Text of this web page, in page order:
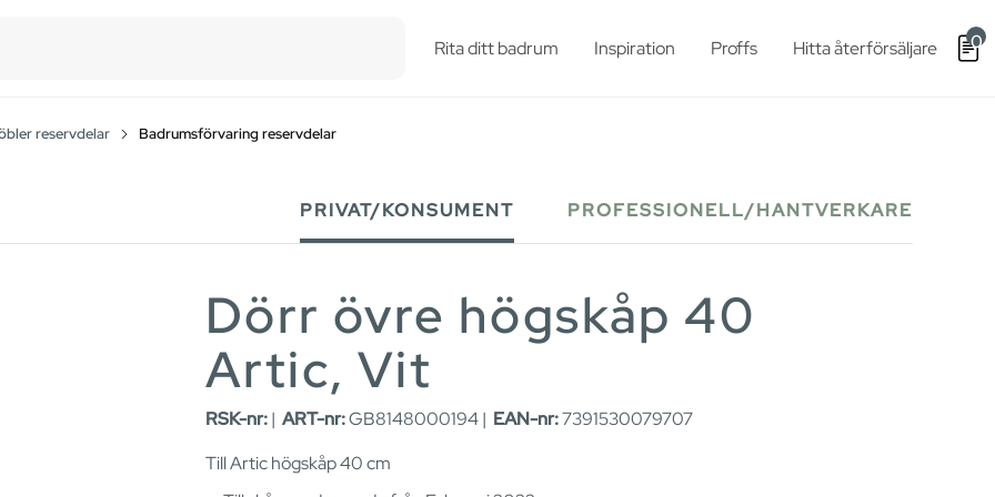
Rita ditt badrum Inspiration Proffs Hitta återförsäljare 0
reservdelar Badrumsförvaring reservdelar
PRIVAT/KONSUMENT PROFESSIONELL/HANTVERKARE
Dörr övre högskåp 40
Artic, Vit
RSK-nr:| ART-nr:GB8148000194 | EAN-nr:7391530079707
Till Artic högskåp 40 cm